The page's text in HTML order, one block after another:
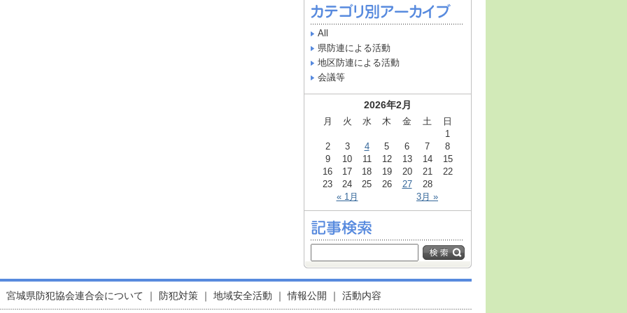
All
県防連による活動
地区防連による活動
会議等
2026年2月
月 火 水 木 金 土 日
« 1月 3月 »
1
2
3 4 5 6 7
8
9
10 11 12 13 14
15
16
17 18 19 20 21
22
23
24 25 26 27 28
宮城県防犯協会連合会について ｜ 防犯対策 ｜ 地域安全活動 ｜情報公開 ｜ 活動内容